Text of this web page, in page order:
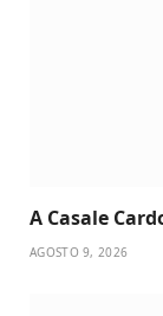
A Casale
AGOSTO 9, 2026